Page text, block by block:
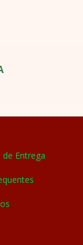
Entrega